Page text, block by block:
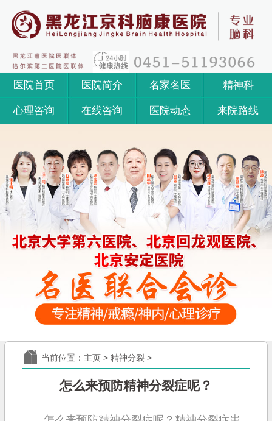
医院首页 医院简介 名家名医 精神科
心理咨询 在线咨询 医院动态 来院路线
当前位置： 主页 >精神分裂 >
怎么来预防精神分裂症呢？